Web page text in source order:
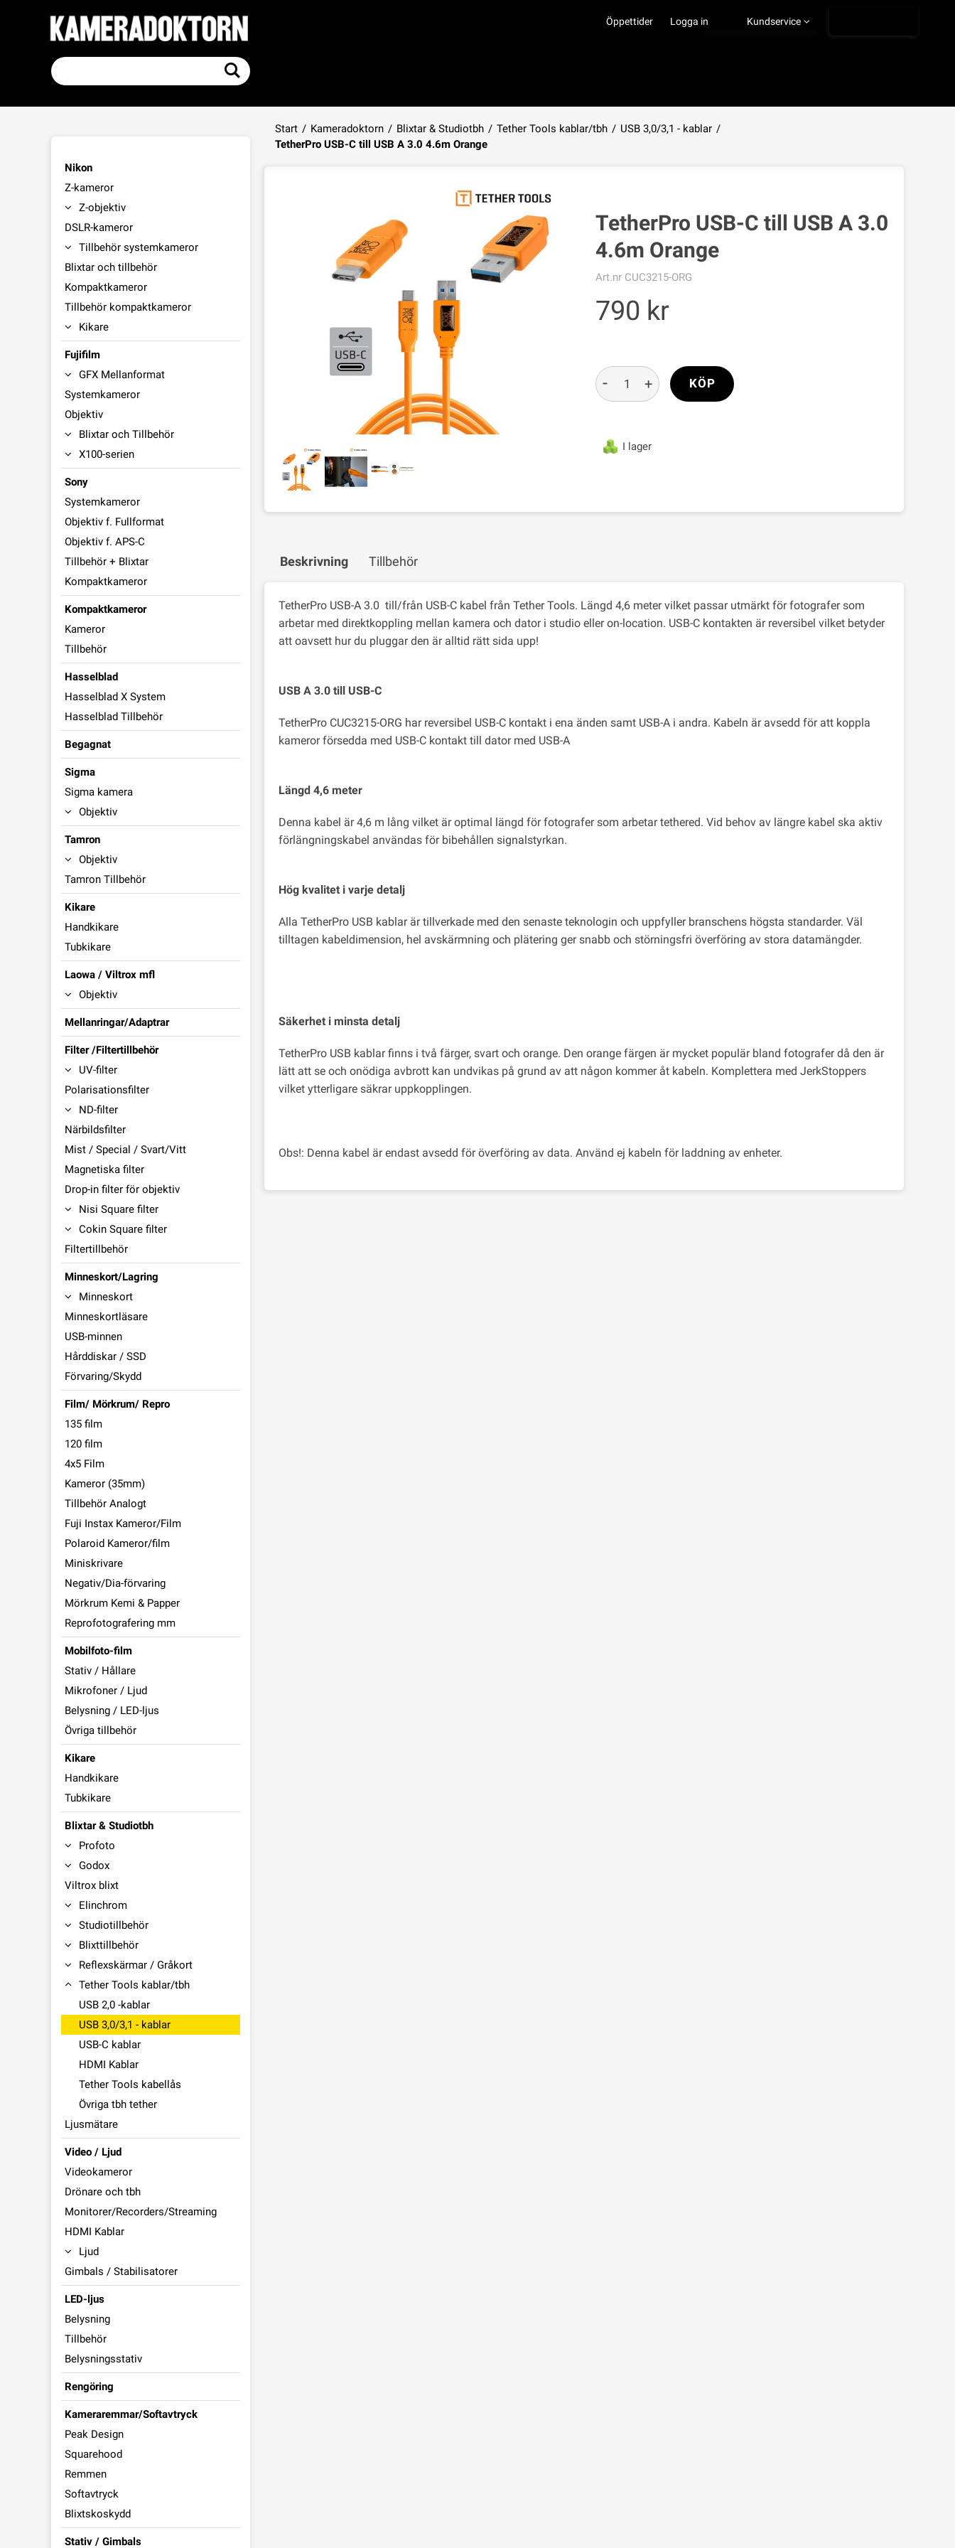
Öppettider Kundservice
Ångra köp
Logga in
Start / Kameradoktorn / Blixtar & Studiotbh / Tether Tools kablar/tbh / USB 3,0/3,1 - kablar /
TetherPro USB-C till USB A 3.0 4.6m Orange
Nikon
Z-kameror
Z-objektiv
DSLR-kameror
Tillbehör systemkameror
Blixtar och tillbehör
Kompaktkameror
Tillbehör kompaktkameror
Kikare
Fujifilm
GFX Mellanformat
Systemkameror
Objektiv
Blixtar och Tillbehör
X100-serien
Sony
Systemkameror
Objektiv f. Fullformat
Objektiv f. APS-C
Tillbehör + Blixtar
Kompaktkameror
Kompaktkameror
Kameror
Tillbehör
Hasselblad
Hasselblad X System
Hasselblad Tillbehör
Begagnat
Sigma
Sigma kamera
Objektiv
Tamron
Objektiv
Tamron Tillbehör
Kikare
Handkikare
Tubkikare
Laowa / Viltrox mfl
Objektiv
Mellanringar/Adaptrar
Filter /Filtertillbehör
UV-filter
Polarisationsfilter
ND-filter
Närbildsfilter
Mist / Special / Svart/Vitt
Magnetiska filter
Drop-in filter för objektiv
Nisi Square filter
Cokin Square filter
Filtertillbehör
Minneskort/Lagring
Minneskort
Minneskortläsare
USB-minnen
Hårddiskar / SSD
Förvaring/Skydd
Film/ Mörkrum/ Repro
135 film
120 film
4x5 Film
Kameror (35mm)
Tillbehör Analogt
Fuji Instax Kameror/Film
Polaroid Kameror/film
Miniskrivare
Negativ/Dia-förvaring
Mörkrum Kemi & Papper
Reprofotografering mm
Mobilfoto-film
Stativ / Hållare
Mikrofoner / Ljud
Belysning / LED-ljus
Övriga tillbehör
Kikare
Handkikare
Tubkikare
Blixtar & Studiotbh
Profoto
Godox
Viltrox blixt
Elinchrom
Studiotillbehör
Blixttillbehör
Reflexskärmar / Gråkort
Tether Tools kablar/tbh
USB 2,0 -kablar
USB 3,0/3,1 - kablar
USB-C kablar
HDMI Kablar
Tether Tools kabellås
Övriga tbh tether
Ljusmätare
Video / Ljud
Videokameror
Drönare och tbh
Monitorer/Recorders/Streaming
HDMI Kablar
Ljud
Gimbals / Stabilisatorer
LED-ljus
Belysning
Tillbehör
Belysningsstativ
Rengöring
Kameraremmar/Softavtryck
Peak Design
Squarehood
Remmen
Softavtryck
Blixtskoskydd
Stativ / Gimbals
TetherPro USB-C till USB A 3.0
4.6m Orange
Art.nr CUC3215-ORG
790
I lager
- + KÖP
Beskrivning Tillbehör
TetherPro USB-A 3.0 till/från USB-C kabel från Tether Tools. Längd 4,6 meter vilket passar utmärkt för fotografer som
arbetar med direktkoppling mellan kamera och dator i studio eller on-location. USB-C kontakten är reversibel vilket betyder
att oavsett hur du pluggar den är alltid rätt sida upp!
USB A 3.0 till USB-C
TetherPro CUC3215-ORG har reversibel USB-C kontakt i ena änden samt USB-A i andra. Kabeln är avsedd för att koppla
kameror försedda med USB-C kontakt till dator med USB-A
Längd 4,6 meter
Denna kabel är 4,6 m lång vilket är optimal längd för fotografer som arbetar tethered. Vid behov av längre kabel ska aktiv
förlängningskabel användas för bibehållen signalstyrkan.
Hög kvalitet i varje detalj
Alla TetherPro USB kablar är tillverkade med den senaste teknologin och uppfyller branschens högsta standarder. Väl
tilltagen kabeldimension, hel avskärmning och plätering ger snabb och störningsfri överföring av stora datamängder.
Säkerhet i minsta detalj
TetherPro USB kablar finns i två färger, svart och orange. Den orange färgen är mycket populär bland fotografer då den är
lätt att se och onödiga avbrott kan undvikas på grund av att någon kommer åt kabeln. Komplettera med JerkStoppers
vilket ytterligare säkrar uppkopplingen.
Obs!: Denna kabel är endast avsedd för överföring av data. Använd ej kabeln för laddning av enheter.